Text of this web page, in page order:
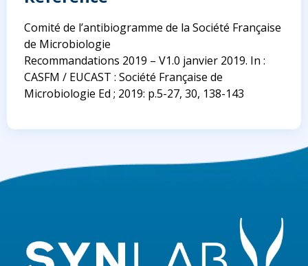
Comité de l’antibiogramme de la Société Française
de Microbiologie
Recommandations 2019 – V1.0 janvier 2019. In :
CASFM / EUCAST : Société Française de
Microbiologie Ed ; 2019: p.5-27, 30, 138-143